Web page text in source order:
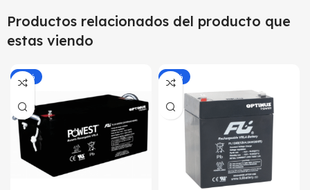
Productos relacionados del producto que
estas viendo
-25% -25%